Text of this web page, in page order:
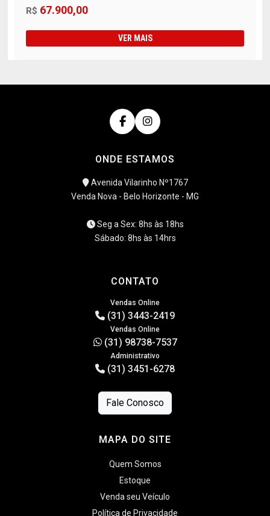
R$ 67.900,00
VER MAIS
ONDE ESTAMOS
Avenida Vilarinho Nº1767
Venda Nova - Belo Horizonte - MG
Seg a Sex: 8hs às 18hs
Sábado: 8hs às 14hrs
CONTATO
Vendas Online
(31) 3443-2419
Vendas Online
(31) 98738-7537
Administrativo
(31) 3451-6278
Fale Conosco
MAPA DO SITE
Quem Somos
Estoque
Venda seu Veículo
Política de Privacidade